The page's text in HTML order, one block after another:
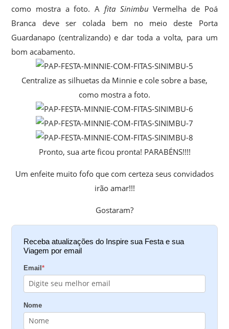
como mostra a foto. A fita Sinimbu Vermelha de Poá
Branca deve ser colada bem no meio deste Porta
Guardanapo (centralizando) e dar toda a volta, para um
bom acabamento.
Centralize as silhuetas da Minnie e cole sobre a base,
como mostra a foto.
Pronto, sua arte ficou pronta! PARABÉNS!!!!
Um enfeite muito fofo que com certeza seus convidados
irão amar!!!
Gostaram?
Receba atualizações do Inspire sua Festa e sua
Viagem por email
Email*
Nome